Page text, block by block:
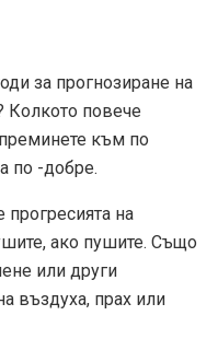
за прогнозиране на
Колкото повече
към по
по -добре.
прогресията на
ако пушите. Също
или други
въздуха, прах или